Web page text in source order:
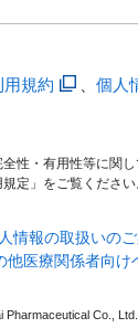
規約 、個人
・有用性等に
定」をご覧ください
情報の取扱いの
他医療関係者向け
Co.,